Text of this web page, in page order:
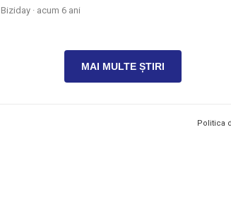
Biziday · acum 6 ani
MAI MULTE ȘTIRI
Politica